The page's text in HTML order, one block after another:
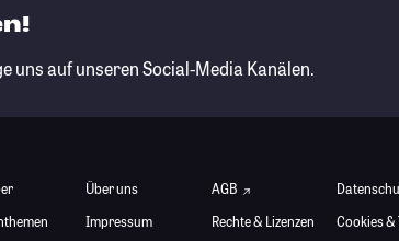
uns auf unseren Social-Media Kanälen.
Über uns
Impressum
AGB
Rechte & Lizenzen
Cookies